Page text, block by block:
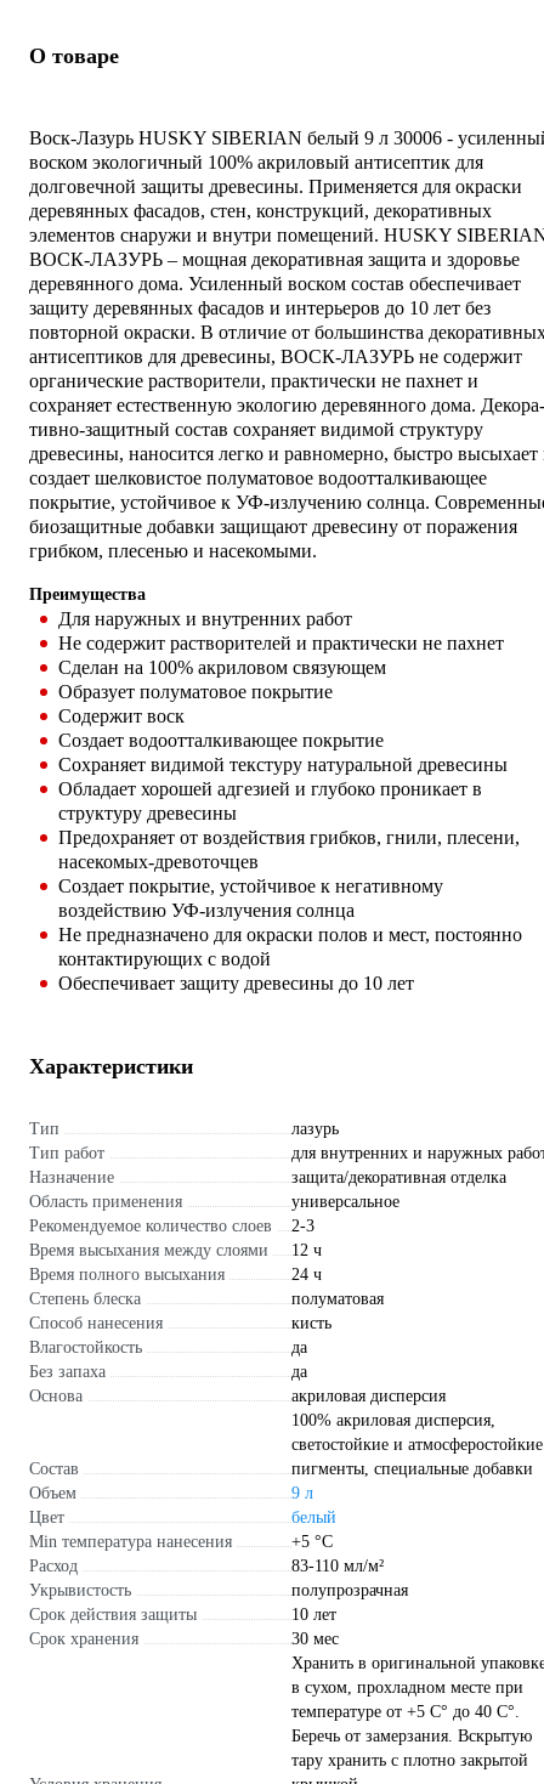
О товаре
Воск-Лазурь HUSKY SIBERIAN белый 9 л 30006 -
воском ­экологичный 100% акриловый антисептик для
долговечной защиты древесины. Применяется для окраски
деревянных фасадов, стен, конструкций, декоративных
элементов снаружи и внутри помещений. HUSKY
ВОСК-ЛАЗУРЬ – мощная декоративная защита и здоровье
деревянного дома. Усиленный воском состав обеспечивает
защиту деревянных фасадов и интерьеров до 10 лет без
повторной окраски. В отличие от большинства
антисептиков для древесины, ВОСК-ЛАЗУРЬ не содержит
органические растворители, практически не пахнет и
сохраняет естественную экологию деревянного дома. Декора­
тивно-защитный состав сохраняет видимой структуру
древесины, наносится легко и равномерно, быстро высыхает
создает шелковистое полуматовое водоотталкивающее
покрытие, устойчивое к УФ-излучению солнца.
биозащитные добавки защищают древесину от поражения
грибком, плесенью и насекомыми.
Преимущества
Для наружных и внутренних работ
Не содержит растворителей и практически не пахнет
Сделан на 100% акриловом связующем
Образует полуматовое покрытие
Содержит воск
Создает водоотталкивающее покрытие
Сохраняет видимой текстуру натуральной древесины
Обладает хорошей адгезией и глубоко проникает в
структуру древесины
Предохраняет от воздействия грибков, гнили, плесени,
насекомых-древоточцев
Создает покрытие, устойчивое к негативному
воздействию УФ-излучения солнца
Не предназначено для окраски полов и мест, постоянно
контактирующих с водой
Обеспечивает защиту древесины до 10 лет
Характеристики
Тип
лазурь
Тип работ
для внутренних и наружных
Назначение
защита/декоративная отделка
Область применения
универсальное
Рекомендуемое количество слоев
2-3
Время высыхания между слоями
12 ч
Время полного высыхания
24 ч
Степень блеска
полуматовая
Способ нанесения
кисть
Влагостойкость
да
Без запаха
да
Основа
акриловая дисперсия
Состав
100% акриловая дисперсия,
светостойкие и атмосферостойкие
пигменты, специальные добавки
Объем
9 л
Цвет
белый
Min температура нанесения
+5 °С
Расход
83-110 мл/м²
Укрывистость
полупрозрачная
Срок действия защиты
10 лет
Срок хранения
30 мес
Хранить в оригинальной
в сухом, прохладном месте при
температуре от +5 С° до 40 С°.
Беречь от замерзания. Вскрытую
тару хранить с плотно закрытой